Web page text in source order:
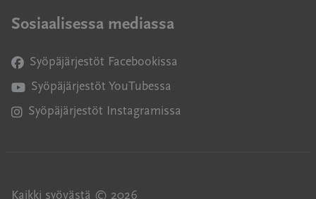
Sosiaalisessa mediassa
Syöpäjärjestöt Facebookissa
Avautuu uuteen ikkunaan
Syöpäjärjestöt YouTubessa
Avautuu uuteen ikkunaan
Syöpäjärjestöt Instagramissa
Avautuu uuteen ikkunaan
Kaikki syövästä © 2026